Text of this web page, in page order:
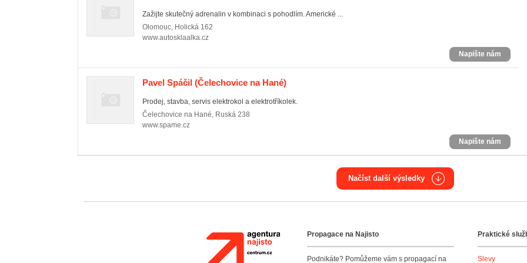
Zažijte skutečný adrenalin v kombinaci s pohodlím. Americké ...
Olomouc, Holická 162
www.autosklaalka.cz
Napište nám
Pavel Spáčil (Čelechovice na Hané)
Prodej, stavba, servis elektrokol a elektrotříkolek.
Čelechovice na Hané, Ruská 238
www.spame.cz
Napište nám
Načíst další výsledky
Agentura NajistoPropagace na Najisto
Podnikáte? Pomůžeme vám s propagací na
Praktické
Slevy